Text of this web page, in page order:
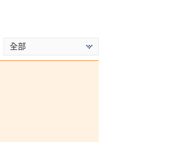
全部